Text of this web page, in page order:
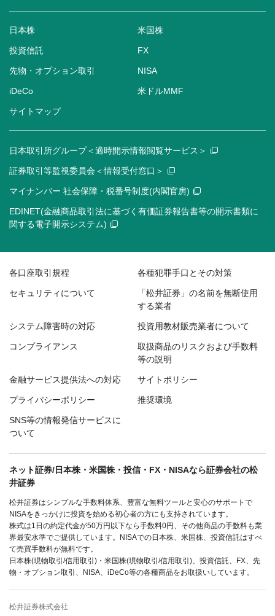
日本株 米国株
投資信託 FX
先物・オプション取引 NISA
iDeCo 米ドルMMF
サイトマップ
日本取引所グループ＜適時開示情報閲覧サービス＞
証券取引等監視委員会＜情報受付窓口＞
マイナンバー 社会保障・税番号制度(内閣官房)
EDINET(金融商品取引法に基づく有価証券報告書等の開示書類に
関する電子開示システム)
各口座取引規程 各種犯罪手口とその対策
セキュリティについて
「松井証券」の名前を無断使用
する業者
システム障害時の対応 投資用教材販売業者について
コンプライアンス
取扱商品のリスクおよび手数料
等の説明
金融サービス提供法への対応 サイトポリシー
プライバシーポリシー 推奨環境
SNS等の情報発信サービスに
ついて
ネット証券/日本株・米国株・投信・FX・NISAなら証券会社の松
井証券
松井証券はシンプルな手数料体系、豊富な無料ツールと安心のサポートで
NISAをきっかけに投資を始める初心者の方にも支持されています。
株式は1日の約定代金が50万円以下なら手数料0円、その他商品の手数料も業
界最安水準でご提供しています。NISAでの日本株、米国株、投資信託はすべ
て売買手数料が無料です。
日本株(現物取引/信用取引)・米国株(現物取引/信用取引)、投資信託、FX、先
物・オプション取引、NISA、iDeCo等の各種商品をお取扱いしています。
松井証券株式会社